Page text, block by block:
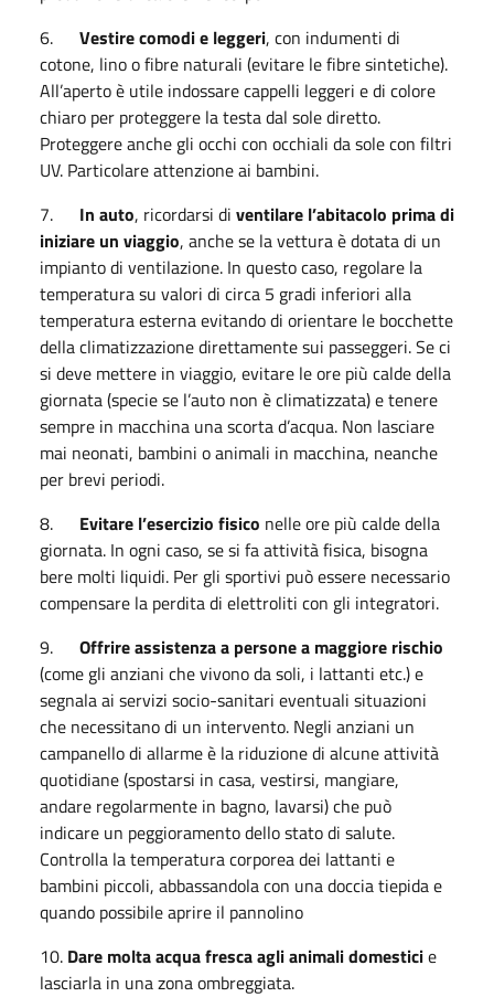
6. Vestire comodi e leggeri, con indumenti di
cotone, lino o fibre naturali (evitare le fibre sintetiche).
All’aperto è utile indossare cappelli leggeri e di colore
chiaro per proteggere la testa dal sole diretto.
Proteggere anche gli occhi con occhiali da sole con filtri
UV. Particolare attenzione ai bambini.
7. In auto, ricordarsi di ventilare l’abitacolo prima di
iniziare un viaggio, anche se la vettura è dotata di un
impianto di ventilazione. In questo caso, regolare la
temperatura su valori di circa 5 gradi inferiori alla
temperatura esterna evitando di orientare le bocchette
della climatizzazione direttamente sui passeggeri. Se ci
si deve mettere in viaggio, evitare le ore più calde della
giornata (specie se l’auto non è climatizzata) e tenere
sempre in macchina una scorta d’acqua. Non lasciare
mai neonati, bambini o animali in macchina, neanche
per brevi periodi.
8. Evitare l’esercizio fisico nelle ore più calde della
giornata. In ogni caso, se si fa attività fisica, bisogna
bere molti liquidi. Per gli sportivi può essere necessario
compensare la perdita di elettroliti con gli integratori.
9. Offrire assistenza a persone a maggiore rischio
(come gli anziani che vivono da soli, i lattanti etc.) e
segnala ai servizi socio-sanitari eventuali situazioni
che necessitano di un intervento. Negli anziani un
campanello di allarme è la riduzione di alcune attività
quotidiane (spostarsi in casa, vestirsi, mangiare,
andare regolarmente in bagno, lavarsi) che può
indicare un peggioramento dello stato di salute.
Controlla la temperatura corporea dei lattanti e
bambini piccoli, abbassandola con una doccia tiepida e
quando possibile aprire il pannolino
10. Dare molta acqua fresca agli animali domesticie
lasciarla in una zona ombreggiata.